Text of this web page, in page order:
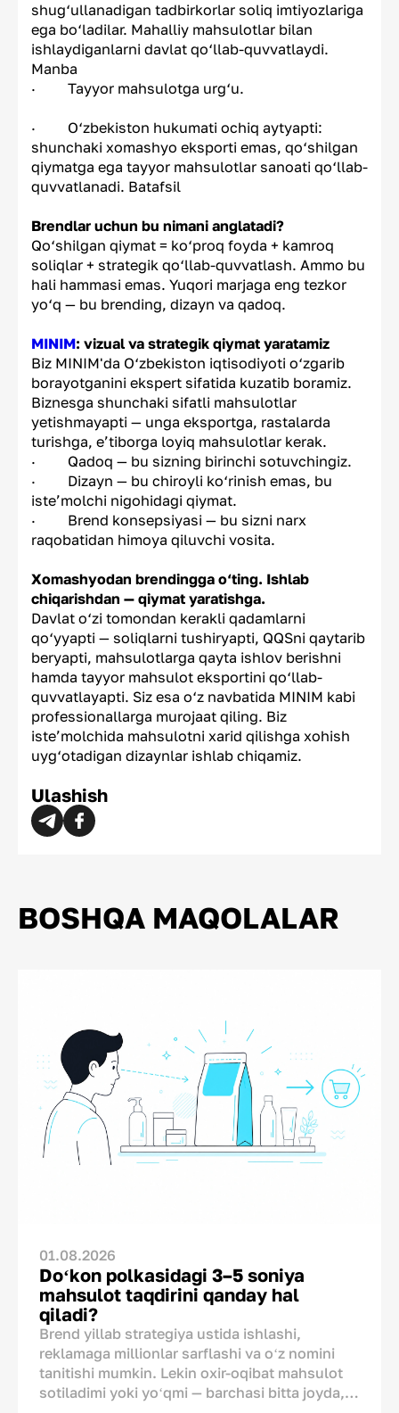
shug‘ullanadigan tadbirkorlar soliq imtiyozlariga
ega bo‘ladilar. Mahalliy mahsulotlar bilan
ishlaydiganlarni davlat qo‘llab-quvvatlaydi.
Manba
· Tayyor mahsulotga urg‘u.
· O‘zbekiston hukumati ochiq aytyapti:
shunchaki xomashyo eksporti emas, qo‘shilgan
qiymatga ega tayyor mahsulotlar sanoati qo‘llab-
quvvatlanadi. Batafsil
Brendlar uchun bu nimani anglatadi?
Qo‘shilgan qiymat = ko‘proq foyda + kamroq
soliqlar + strategik qo‘llab-quvvatlash. Ammo bu
hali hammasi emas. Yuqori marjaga eng tezkor
yo‘q — bu brending, dizayn va qadoq.
MINIM: vizual va strategik qiymat yaratamiz
Biz MINIM'da O‘zbekiston iqtisodiyoti o‘zgarib
borayotganini ekspert sifatida kuzatib boramiz.
Biznesga shunchaki sifatli mahsulotlar
yetishmayapti — unga eksportga, rastalarda
turishga, e’tiborga loyiq mahsulotlar kerak.
· Qadoq — bu sizning birinchi sotuvchingiz.
· Dizayn — bu chiroyli ko‘rinish emas, bu
iste’molchi nigohidagi qiymat.
· Brend konsepsiyasi — bu sizni narx
raqobatidan himoya qiluvchi vosita.
Xomashyodan brendingga o‘ting. Ishlab
chiqarishdan — qiymat yaratishga.
Davlat o‘zi tomondan kerakli qadamlarni
qo‘yyapti — soliqlarni tushiryapti, QQSni qaytarib
beryapti, mahsulotlarga qayta ishlov berishni
hamda tayyor mahsulot eksportini qo‘llab-
quvvatlayapti. Siz esa o‘z navbatida MINIM kabi
professionallarga murojaat qiling. Biz
iste’molchida mahsulotni xarid qilishga xohish
uyg‘otadigan dizaynlar ishlab chiqamiz.
Ulashish
BOSHQA MAQOLALAR
01.08.2026
Doʻkon polkasidagi 3–5 soniya
mahsulot taqdirini qanday hal
qiladi?
Brend yillab strategiya ustida ishlashi,
reklamaga millionlar sarflashi va oʻz nomini
tanitishi mumkin. Lekin oxir-oqibat mahsulot
sotiladimi yoki yoʻqmi — barchasi bitta joyda,